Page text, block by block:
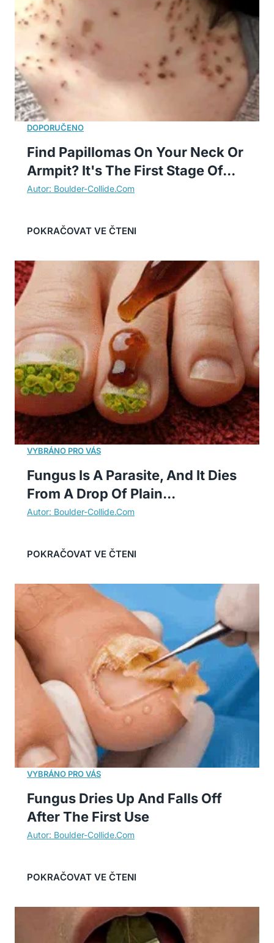
Find Papillomas On Your Neck Or
Armpit? It's The First Stage Of...
Fungus Is A Parasite, And It Dies
From A Drop Of Plain...
Fungus Dries Up And Falls Off
After The First Use